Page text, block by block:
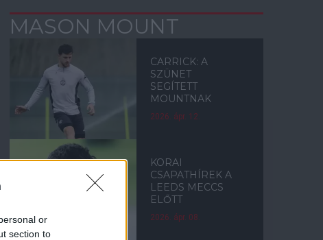
or
section to
MASON MOUNT
CARRICK: A
SZÜNET
SEGÍTETT
MOUNTNAK
2026. ápr. 12.
KORAI
CSAPATHÍREK A
LEEDS MECCS
ELŐTT
2026. ápr. 08.